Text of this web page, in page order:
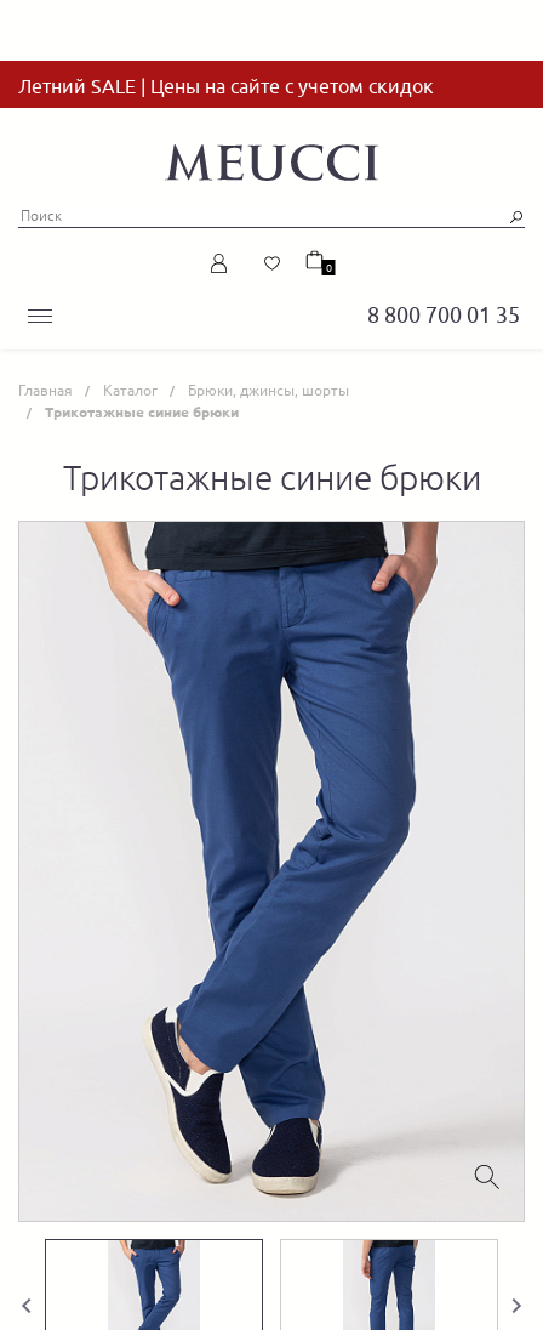
Летний SALE | Цены на сайте с учетом скидок
8 800 700 01 35
0
Главная Каталог Брюки, джинсы, шорты
Трикотажные синие брюки
Трикотажные синие брюки